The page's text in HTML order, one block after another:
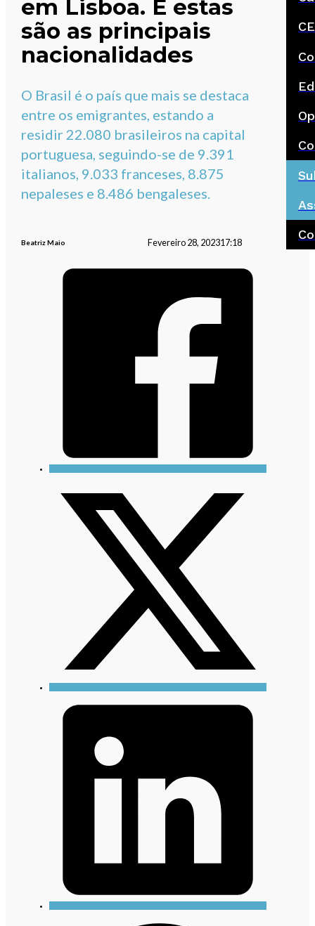
em Lisboa. E estas
são as principais
nacionalidades
O Brasil é o país que mais se destaca
entre os emigrantes, estando a
residir 22.080 brasileiros na capital
portuguesa, seguindo-se de 9.391
italianos, 9.033 franceses, 8.875
nepaleses e 8.486 bengaleses.
Beatriz Maio Fevereiro 28, 202317:18